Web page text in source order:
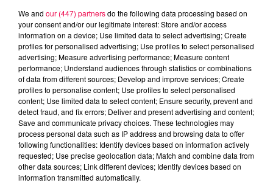
podcasts/2022/11/Le-Grand-Test-30.11-Jeffrey-
We and our (447) partnersdo the following data processing based on
your consent and/or our legitimate interest: Store and/or access
information on a device; Use limited data to select advertising; Create
profiles for personalised advertising; Use profiles to select personalised
advertising; Measure advertising performance; Measure content
performance; Understand audiences through statistics or combinations
of data from different sources; Develop and improve services; Create
profiles to personalise content; Use profiles to select personalised
content; Use limited data to select content; Ensure security, prevent and
detect fraud, and fix errors; Deliver and present advertising and content;
Save and communicate privacy choices. These technologies may
process personal data such as IP address and browsing data to offer
following functionalities: Identify devices based on information actively
requested; Use precise geolocation data; Match and combine data from
other data sources; Link different devices; Identify devices based on
information transmitted automatically.